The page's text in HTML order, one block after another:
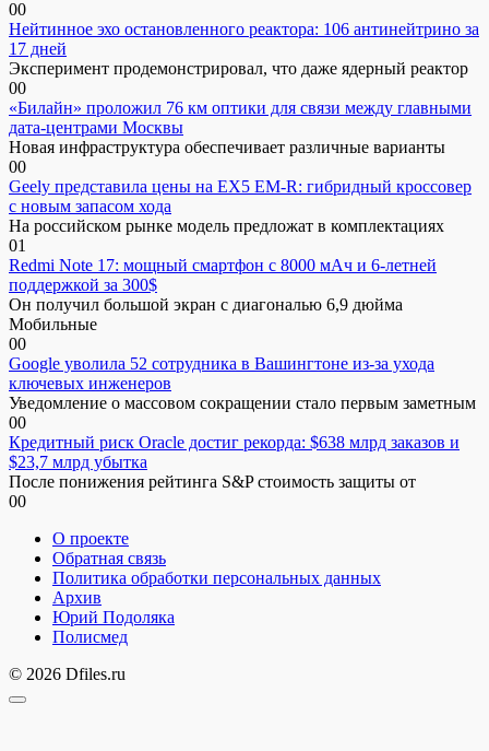
00
Нейтинное эхо остановленного реактора: 106 антинейтрино за
17 дней
Эксперимент продемонстрировал, что даже ядерный реактор
00
«Билайн» проложил 76 км оптики для связи между главными
дата-центрами Москвы
Новая инфраструктура обеспечивает различные варианты
00
Geely представила цены на EX5 EM-R: гибридный кроссовер
с новым запасом хода
На российском рынке модель предложат в комплектациях
01
Redmi Note 17: мощный смартфон с 8000 мАч и 6-летней
поддержкой за 300$
Он получил большой экран с диагональю 6,9 дюйма
Мобильные
00
Google уволила 52 сотрудника в Вашингтоне из-за ухода
ключевых инженеров
Уведомление о массовом сокращении стало первым заметным
00
Кредитный риск Oracle достиг рекорда: $638 млрд заказов и
$23,7 млрд убытка
После понижения рейтинга S&P стоимость защиты от
00
О проекте
Обратная связь
Политика обработки персональных данных
Архив
Юрий Подоляка
Полисмед
© 2026 Dfiles.ru